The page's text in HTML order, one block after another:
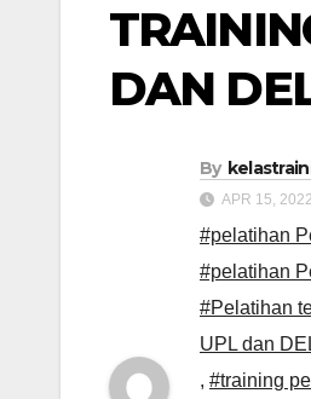
DAN
By
APR 15, 2022
#pelatihan
#pelatihan
#Pelatihan
UPL dan
, #training